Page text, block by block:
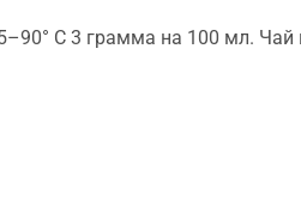
C 3 грамма на 100 мл.